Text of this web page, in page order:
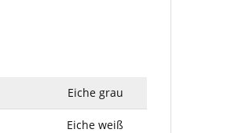
Eiche grau
Eiche weiß